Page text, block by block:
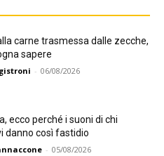
carne trasmessa dalle zecche,
sapere
- 06/08/2026
ecco perché i suoni di chi
danno così fastidio
- 05/08/2026